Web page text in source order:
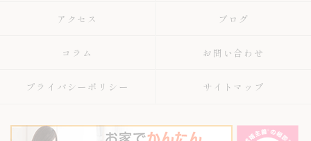
アクセス ブログ
コラム お問い合わせ
プライバシーポリシー サイトマップ